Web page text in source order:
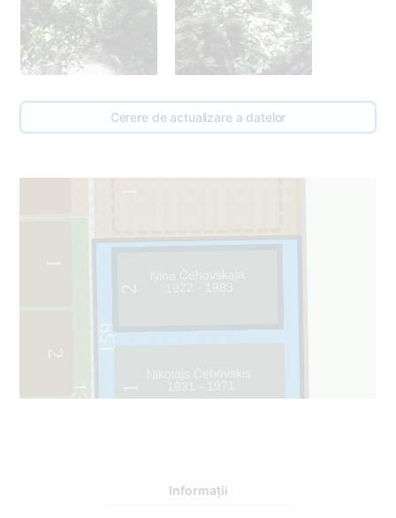
Cerere de actualizare a datelor
132
159
1
1
2
Informații